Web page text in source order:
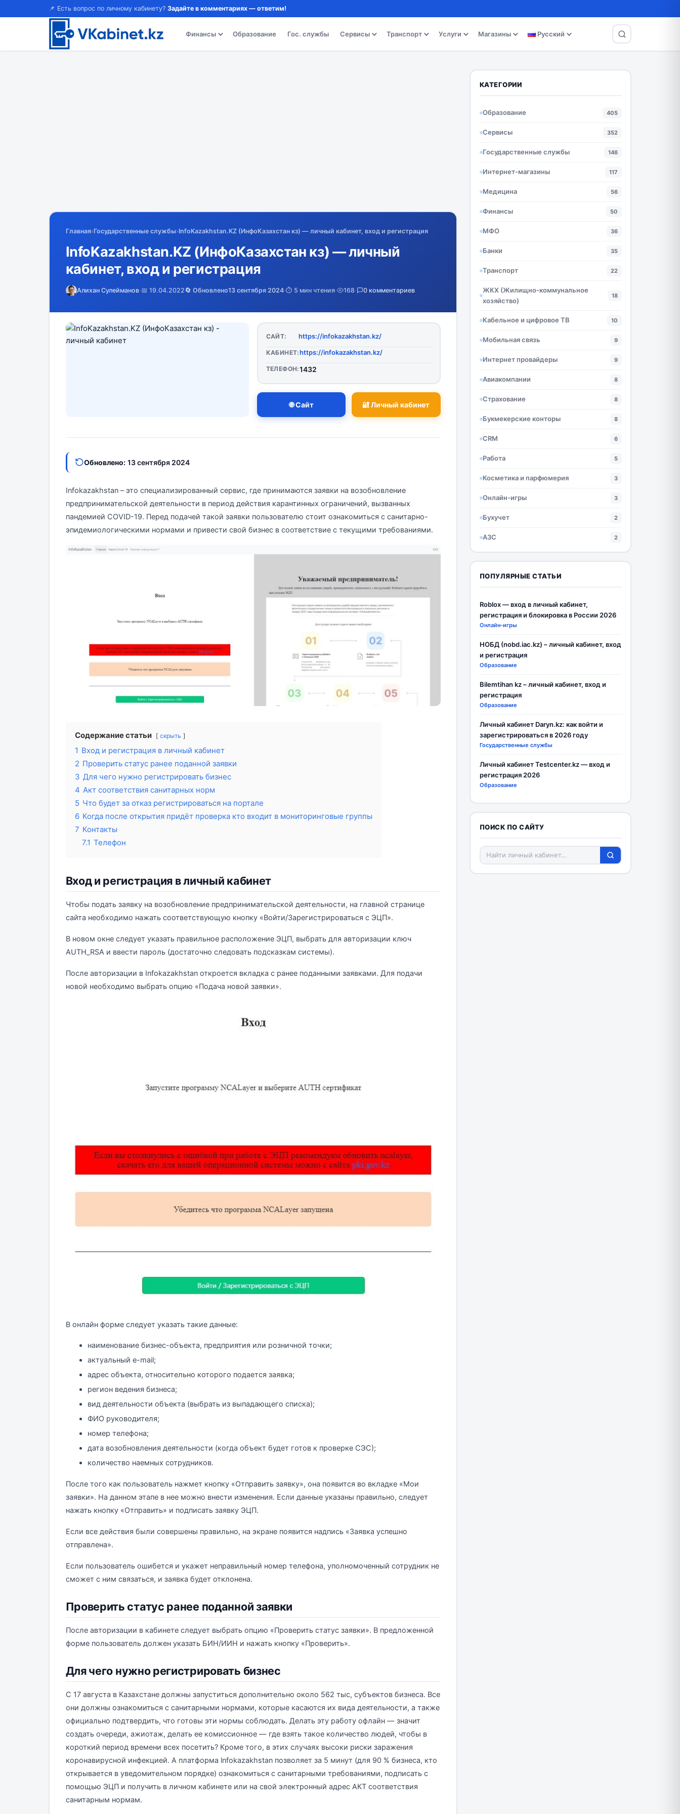
📌 Есть вопрос по личному кабинету? Задайте в комментариях — ответим!
Финансы Образование Гос. службы Сервисы Транспорт Услуги Магазины Русский
Главная›Государственные службы›InfoKazakhstan.KZ (ИнфоКазахстан кз) — личный кабинет, вход и регистрация
InfoKazakhstan.KZ (ИнфоКазахстан кз) — личный
кабинет, вход и регистрация
Алихан Сулейманов·📅 19.04.2022🔄 Обновлено13 сентября 2024·⏱️ 5 мин чтения· 168· 0 комментариев
САЙТ: https://infokazakhstan.kz/
КАБИНЕТ:https://infokazakhstan.kz/
ТЕЛЕФОН:1432
🌐 Сайт 🔐 Личный кабинет
Обновлено: 13 сентября 2024
Infokazakhstan – это специализированный сервис, где принимаются заявки на возобновление
предпринимательской деятельности в период действия карантинных ограничений, вызванных
пандемией COVID-19. Перед подачей такой заявки пользователю стоит ознакомиться с санитарно-
эпидемиологическими нормами и привести свой бизнес в соответствие с текущими требованиями.
Содержание статьи скрыть
1 Вход и регистрация в личный кабинет
2 Проверить статус ранее поданной заявки
3 Для чего нужно регистрировать бизнес
4 Акт соответствия санитарных норм
5 Что будет за отказ регистрироваться на портале
6 Когда после открытия придёт проверка кто входит в мониторинговые группы
7 Контакты
7.1 Телефон
Вход и регистрация в личный кабинет
Чтобы подать заявку на возобновление предпринимательской деятельности, на главной странице
сайта необходимо нажать соответствующую кнопку «Войти/Зарегистрироваться с ЭЦП».
В новом окне следует указать правильное расположение ЭЦП, выбрать для авторизации ключ
AUTH_RSA и ввести пароль (достаточно следовать подсказкам системы).
После авторизации в Infokazakhstan откроется вкладка с ранее поданными заявками. Для подачи
новой необходимо выбрать опцию «Подача новой заявки».
В онлайн форме следует указать такие данные:
наименование бизнес-объекта, предприятия или розничной точки;
актуальный e-mail;
адрес объекта, относительно которого подается заявка;
регион ведения бизнеса;
вид деятельности объекта (выбрать из выпадающего списка);
ФИО руководителя;
номер телефона;
дата возобновления деятельности (когда объект будет готов к проверке СЭС);
количество наемных сотрудников.
После того как пользователь нажмет кнопку «Отправить заявку», она появится во вкладке «Мои
заявки». На данном этапе в нее можно внести изменения. Если данные указаны правильно, следует
нажать кнопку «Отправить» и подписать заявку ЭЦП.
Если все действия были совершены правильно, на экране появится надпись «Заявка успешно
отправлена».
Если пользователь ошибется и укажет неправильный номер телефона, уполномоченный сотрудник не
сможет с ним связаться, и заявка будет отклонена.
Проверить статус ранее поданной заявки
После авторизации в кабинете следует выбрать опцию «Проверить статус заявки». В предложенной
форме пользователь должен указать БИН/ИИН и нажать кнопку «Проверить».
Для чего нужно регистрировать бизнес
С 17 августа в Казахстане должны запуститься дополнительно около 562 тыс, субъектов бизнеса. Все
они должны ознакомиться с санитарными нормами, которые касаются их вида деятельности, а также
официально подтвердить, что готовы эти нормы соблюдать. Делать эту работу офлайн — значит
создать очереди, ажиотаж, делать ее комиссионное — где взять такое количество людей, чтобы в
короткий период времени всех посетить? Кроме того, в этих случаях высоки риски заражения
коронавирусной инфекцией. А платформа lnfokazakhstan позволяет за 5 минут (для 90 % бизнеса, кто
открывается в уведомительном порядке) ознакомиться с санитарными требованиями, подписать с
помощью ЭЦП и получить в личном кабинете или на свой электронный адрес АКТ соответствия
санитарным нормам.
КАТЕГОРИИ
Образование 405
Сервисы 352
Государственные службы 146
Интернет-магазины 117
Медицина 56
Финансы 50
МФО 36
Банки 35
Транспорт 22
ЖКХ (Жилищно-коммунальное
хозяйство)
18
Кабельное и цифровое ТВ 10
Мобильная связь 9
Интернет провайдеры 9
Авиакомпании 8
Страхование 8
Букмекерские конторы 8
CRM 6
Работа 5
Косметика и парфюмерия 3
Онлайн-игры 3
Бухучет 2
АЗС 2
ПОПУЛЯРНЫЕ СТАТЬИ
Roblox — вход в личный кабинет,
регистрация и блокировка в России 2026
Онлайн-игры
НОБД (nobd.iac.kz) – личный кабинет, вход
и регистрация
Образование
Bilemtihan kz – личный кабинет, вход и
регистрация
Образование
Личный кабинет Daryn.kz: как войти и
зарегистрироваться в 2026 году
Государственные службы
Личный кабинет Testcenter.kz — вход и
регистрация 2026
Образование
ПОИСК ПО САЙТУ